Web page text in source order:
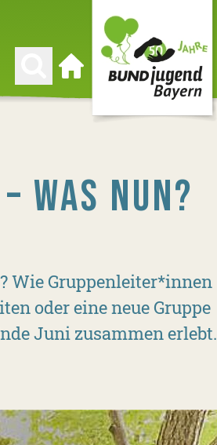
WAS NUN?
Wie Gruppenleiter*innen
oder eine neue Gruppe
Juni zusammen erlebt.